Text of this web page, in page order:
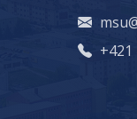
+421